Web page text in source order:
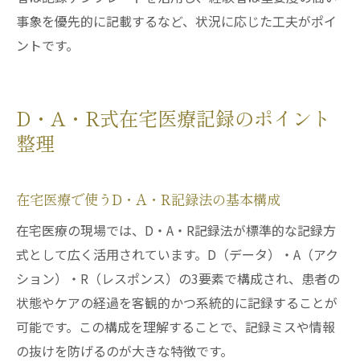
事象を優先的に記載するなど、状況に応じた工夫がポイ
ントです。
D・A・R式在宅医療記録のポイント
整理
在宅医療で使うD・A・R記録法の基本構成
在宅医療の現場では、D・A・R記録法が標準的な記録方
式として広く活用されています。D（データ）・A（アク
ション）・R（レスポンス）の3要素で構成され、患者の
状態やケアの経過を客観的かつ系統的に記録することが
可能です。この構成を理解することで、記録ミスや情報
の抜けを防げるのが大きな特徴です。